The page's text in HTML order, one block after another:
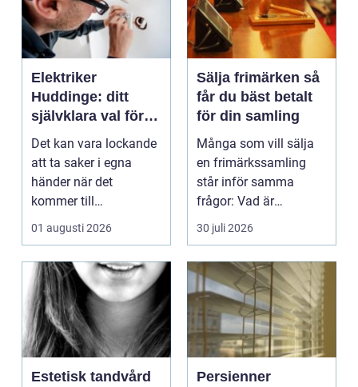
Elektriker
Huddinge: ditt
självklara val för
säker elinstallation
Det kan vara lockande
att ta saker i egna
händer när det
kommer till
hemförbättr...
01 augusti 2026
Sälja frimärken så
får du bäst betalt
för din samling
Många som vill sälja
en frimärkssamling
står inför samma
frågor: Vad är
samlingen värd? Var
vänder m...
30 juli 2026
Estetisk tandvård
Persienner